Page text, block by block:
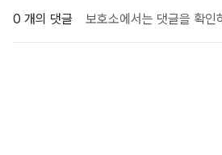
0 개의 댓글 보호소에서는 댓글을 확인